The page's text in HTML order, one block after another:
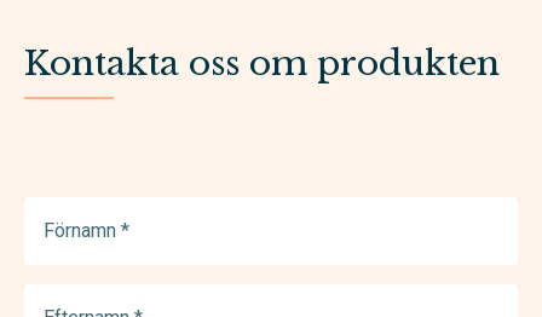
Kontakta oss om produkten
(Required)